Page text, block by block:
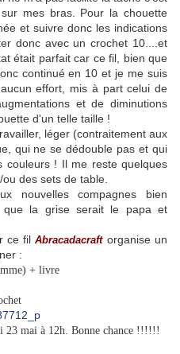
mes bras. Pour la chouette
et suivre donc les indications
donc avec un crochet 10....et
était parfait car ce fil, bien que
continué en 10 et je me suis
effort, mis à part celui de
et de diminutions
d'un telle taille !
léger (contraitement aux
qui ne se dédouble pas et qui
couleurs ! Il me reste quelques
des sets de table.
nouvelles compagnes bien
que la grise serait le papa et
ce fil Abracadacraft organise un
:
+ livre
23 mai à 12h. Bonne chance !!!!!!